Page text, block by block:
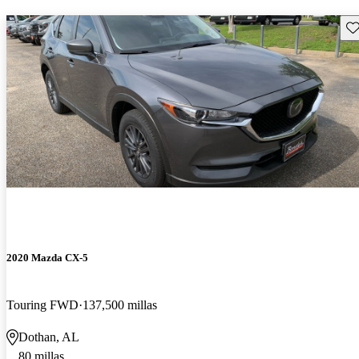
2020 Mazda CX-5
Touring FWD 137,500 millas
Dothan, AL